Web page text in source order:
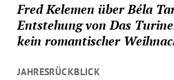
Fred Kelemen über Béla
Entstehung von Das
kein romantischer
JAHRESRÜCKBLICK